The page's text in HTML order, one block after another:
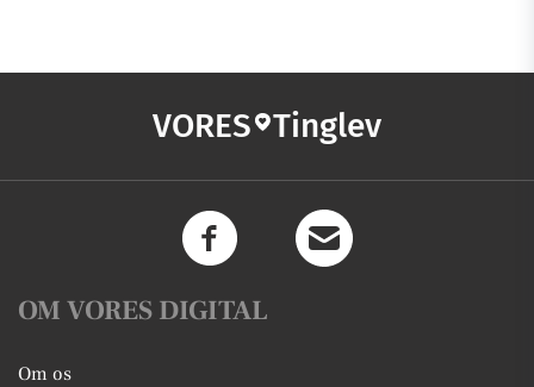
VORES Tinglev
OM VORES DIGITAL
Om os